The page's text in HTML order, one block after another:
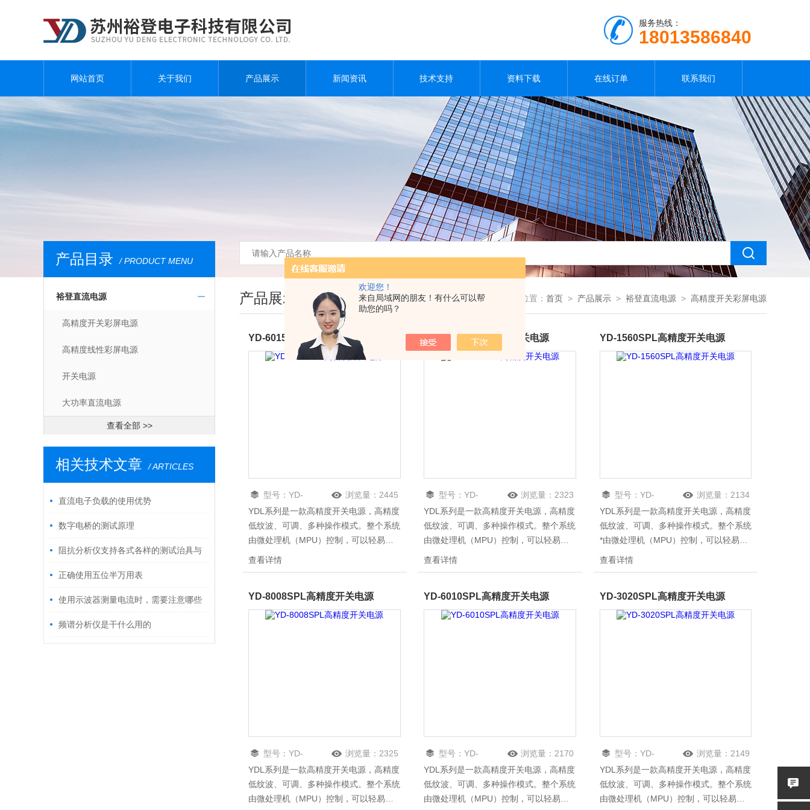
欢迎您！
来自局域网的朋友！有什么可以帮
助您的吗？
服务热线：
18013586840
网站首页 关于我们 产品展示 新闻资讯 技术支持 资料下载 在线订单 联系我们
产品目录 / PRODUCT MENU
裕登直流电源
高精度开关彩屏电源
高精度线性彩屏电源
开关电源
大功率直流电源
查看全部 >>
相关技术文章 / ARTICLES
直流电子负载的使用优势
数字电桥的测试原理
阻抗分析仪支持各式各样的测试治具与
配件正确使用五位半万用表
使用示波器测量电流时，需要注意哪些
事项？
频谱分析仪是干什么用的
产品展示 您现在的位置： 首页 > 产品展示 > 裕登直流电源 > 高精度开关彩屏电源
YD-6015SPL高精度开关电源
型号： YD-
6015SPL
浏览量： 2445
YDL系列是一款高精度开关电源，高精度
低纹波、可调、多种操作模式。整个系统
由微处理机（MPU）控制，可以轻易的
利用通讯接口（RS-232）与计算机联
格式，方便使用者自行开发自动测试及自
动控制应用程序。
查看详情
YD-3030SPL高精度开关电源
型号：YD-
3030SPL
浏览量： 2323
YDL系列是一款高精度开关电源，高精度
低纹波、可调、多种操作模式。整个系统
由微处理机（MPU）控制，可以轻易的
利用通讯接口（RS-232）与计算机联
格式，方便使用者自行开发自动测试及自
动控制应用程序。
查看详情
YD-1560SPL高精度开关电源
型号： YD-
1560SPL
浏览量： 2134
YDL系列是一款高精度开关电源，高精度
低纹波、可调、多种操作模式。整个系统
*由微处理机（MPU）控制，可以轻易的
利用通讯接口（RS-232）与计算机联
格式，方便使用者自行开发自动测试及自
动控制应用程序。
查看详情
YD-8008SPL高精度开关电源
型号： YD-
8008SPL
浏览量： 2325
YDL系列是一款高精度开关电源，高精度
低纹波、可调、多种操作模式。整个系统
由微处理机（MPU）控制，可以轻易的
YD-6010SPL高精度开关电源
型号：YD-
6010SPL
浏览量： 2170
YDL系列是一款高精度开关电源，高精度
低纹波、可调、多种操作模式。整个系统
由微处理机（MPU）控制，可以轻易的
YD-3020SPL高精度开关电源
型号： YD-
3020SPL
浏览量： 2149
YDL系列是一款高精度开关电源，高精度
低纹波、可调、多种操作模式。整个系统
由微处理机（MPU）控制，可以轻易的